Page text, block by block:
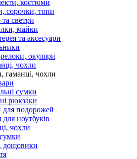
костюми
сорочки, топи
светри
майки
та аксесуари
окуляри
чохли
гаманці, чохли
сумки
рюкзаки
для подорожей
ноутбуків
чохли
дощовики